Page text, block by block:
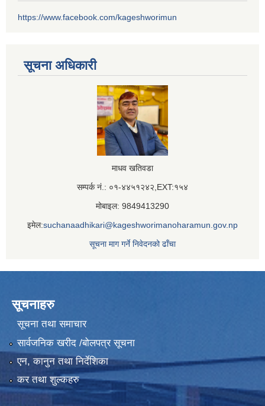
https://www.facebook.com/kageshworimun
सूचना अधिकारी
माधव खतिवडा
सम्पर्क नं.: ०१-४४५१२४२,EXT:१५४
मोबाइल: 9849413290
इमेल:suchanaadhikari@kageshworimanoharamun.gov.np
सूचना माग गर्ने निवेदनको ढाँचा
सूचनाहरु
सूचना तथा समाचार
सार्वजनिक खरीद /बोलपत्र सूचना
एन, कानुन तथा निर्देशिका
कर तथा शुल्कहरु